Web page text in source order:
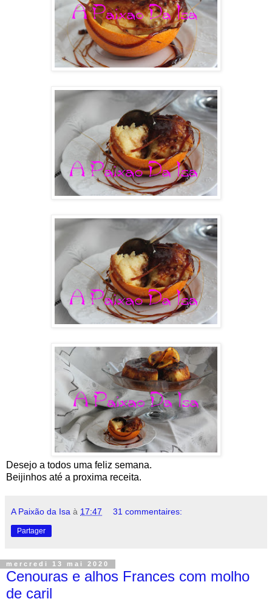
Desejo a todos uma feliz semana.
Beijinhos até a proxima receita.
A Paixão da Isa à 17:47 31 commentaires:
Partager
mercredi 13 mai 2020
Cenouras e alhos Frances com molho
de caril